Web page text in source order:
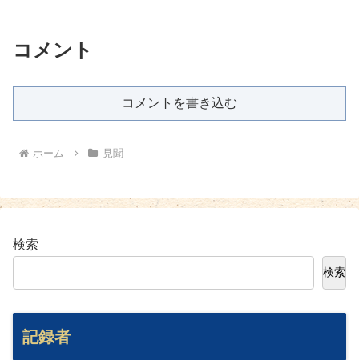
コメント
コメントを書き込む
ホーム 見聞
検索
検索
記録者